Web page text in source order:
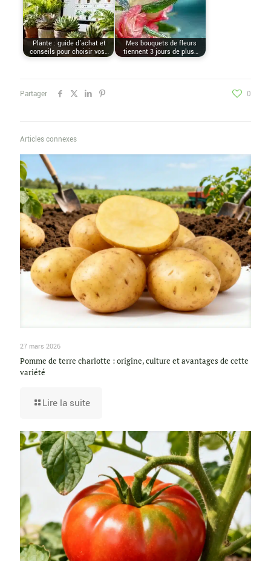
Plante : guide d'achat et
conseils pour choisir vos…
Mes bouquets de fleurs
tiennent 3 jours de plus…
Partager 0
Articles connexes
27 mars 2026
Pomme de terre charlotte : origine, culture et avantages de cette
variété
Lire la suite